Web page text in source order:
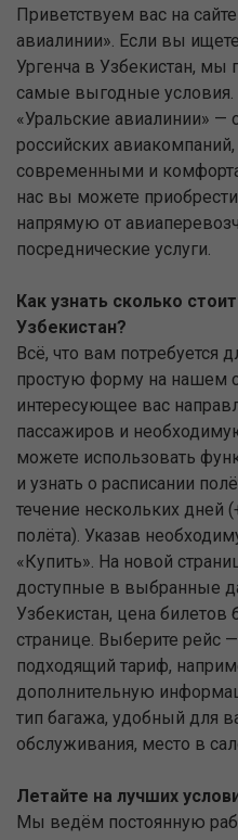
Приветствуем вас на
авиалинии». Если вы
Ургенча в Узбекистан,
самые выгодные
«Уральские авиалинии» —
российских
современными и
нас вы можете
напрямую от
посреднические услуги.
Как узнать сколько
Узбекистан?
Всё, что вам потребуется
простую форму на нашем
интересующее вас
пассажиров и
можете использовать
и узнать о расписании
течение нескольких дней
полёта). Указав
«Купить». На новой
доступные в выбранные
Узбекистан, цена билетов
странице. Выберите рейс
подходящий тариф,
дополнительную
тип багажа, удобный для
обслуживания, место в
Летайте на лучших
Мы ведём постоянную